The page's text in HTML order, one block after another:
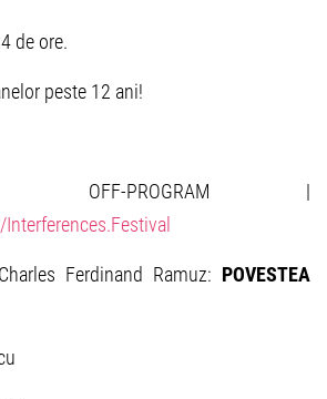
de ore.
peste 12 ani!
PROGRAM |
Ferdinand Ramuz: POVESTEA